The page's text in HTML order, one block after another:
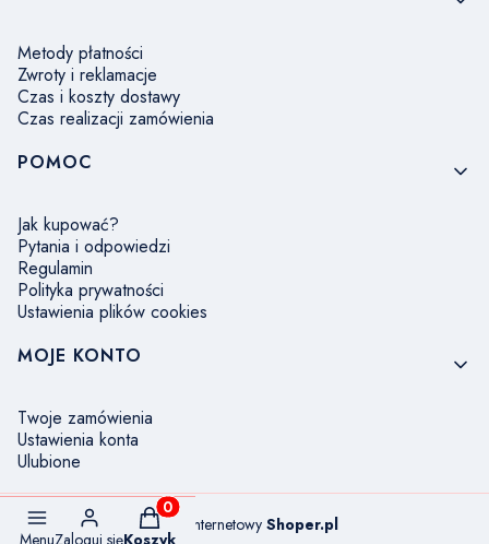
Metody płatności
Zwroty i reklamacje
Czas i koszty dostawy
Czas realizacji zamówienia
POMOC
Jak kupować?
Pytania i odpowiedzi
Regulamin
Polityka prywatności
Ustawienia plików cookies
MOJE KONTO
Twoje zamówienia
Ustawienia konta
Ulubione
Sklep internetowy Shoper.pl
MenuZaloguj się
Produkty w koszyku: 0. Zobacz szczegóły
Koszyk